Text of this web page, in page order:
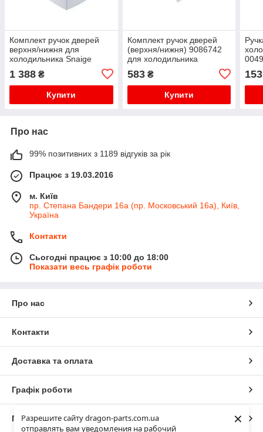
Разрешите сайту dragon-parts.com.ua
отправлять вам уведомления на рабочий
×
Комплект ручок дверей
верхня/нижня для
холодильника Snaige
1 388 ₴
Купити
Комплект ручок дверей
(верхня/нижня) 9086742
для холодильника
583₴
Купити
153
Про нас
99% позитивних з 1189 відгуків за рік
Працює з 19.03.2016
м. Київ
пр. Степана Бандери 16а (пр. Московський 16а), Київ,
Україна
Контакти
Сьогодні працює з 10:00 до 18:00
Показати весь графік роботи
Про нас
Контакти
Доставка та оплата
Графік роботи
Повна версія сайту